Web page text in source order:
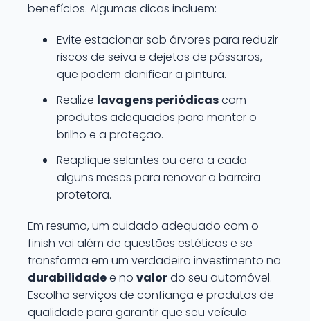
benefícios. Algumas dicas incluem:
Evite estacionar sob árvores para reduzir
riscos de seiva e dejetos de pássaros,
que podem danificar a pintura.
Realize lavagens periódicascom
produtos adequados para manter o
brilho e a proteção.
Reaplique selantes ou cera a cada
alguns meses para renovar a barreira
protetora.
Em resumo, um cuidado adequado com o
finish vai além de questões estéticas e se
transforma em um verdadeiro investimento na
durabilidadee no valordo seu automóvel.
Escolha serviços de confiança e produtos de
qualidade para garantir que seu veículo